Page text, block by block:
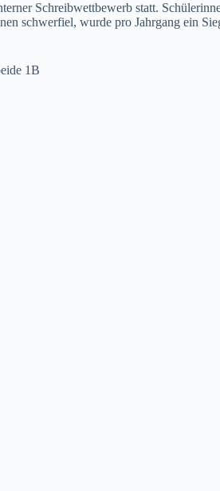
Schreibwettbewerb statt.
schwerfiel, wurde pro Jahrgang ein
1B